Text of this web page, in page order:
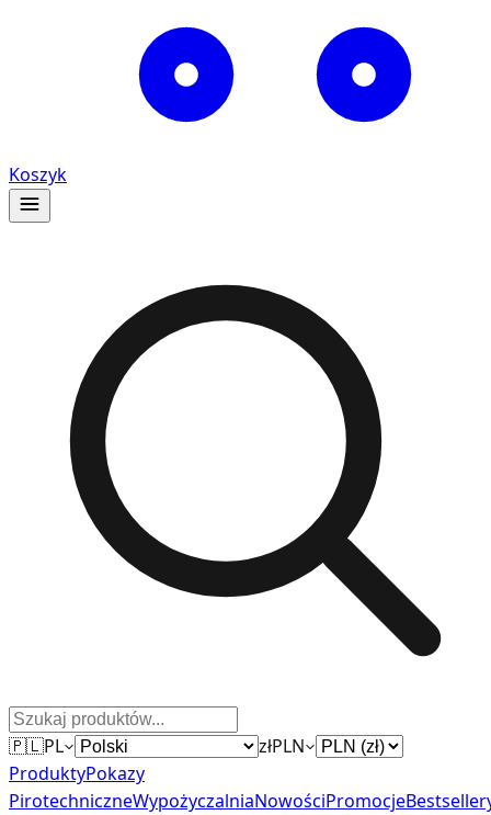
Koszyk
🇵🇱PL złPLN
ProduktyPokazy
PirotechniczneWypożyczalniaNowościPromocje